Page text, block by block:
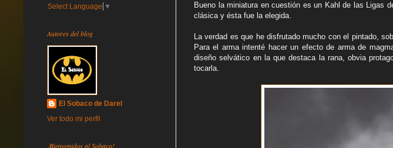
Bueno la miniatura en cuestión es un Kahl de las Ligas
clásica y ésta fue la elegida.
La verdad es que he disfrutado mucho con el pintado,
Para el arma intenté hacer un efecto de arma de
diseño selvático en la que destaca la rana, obvia
tocarla.
Select Language ▼
Autores del blog
El Sobaco de Darel
Ver todo mi perfil
¡Bienvenidos al Sobaco!